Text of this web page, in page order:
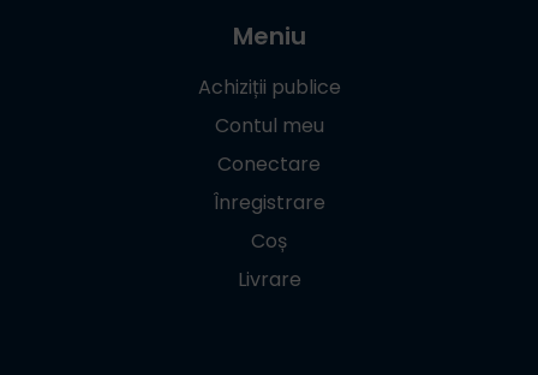
Meniu
Achiziții publice
Contul meu
Conectare
Înregistrare
Coș
Livrare